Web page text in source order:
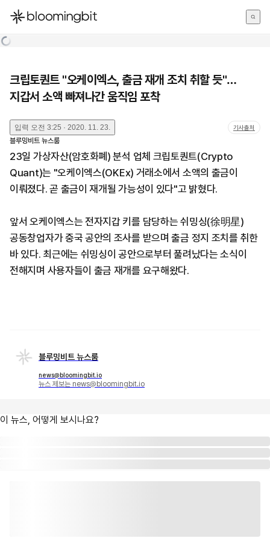
한국어
크립토퀀트 "오케이엑스, 출금 재개 조치 취할 듯"…
지갑서 소액 빠져나간 움직임 포착
입력 오전 3:25 · 2020. 11. 23. 기사출처
블루밍비트 뉴스룸
23일 가상자산(암호화폐) 분석 업체 크립토퀀트(Crypto
Quant)는 "오케이엑스(OKEx) 거래소에서 소액의 출금이
이뤄졌다. 곧 출금이 재개될 가능성이 있다"고 밝혔다.
앞서 오케이엑스는 전자지갑 키를 담당하는 쉬밍싱(徐明星)
공동창업자가 중국 공안의 조사를 받으며 출금 정지 조치를 취한
바 있다. 최근에는 쉬밍싱이 공안으로부터 풀려났다는 소식이
전해지며 사용자들이 출금 재개를 요구해왔다.
블루밍비트 뉴스룸
news@bloomingbit.io
뉴스 제보는 news@bloomingbit.io
이 뉴스, 어떻게 보시나요?